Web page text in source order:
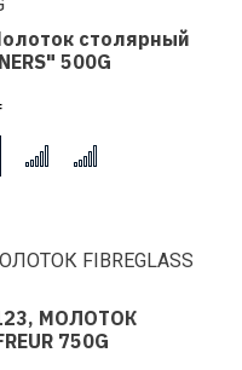
столярный
500G
МОЛОТОК
750G